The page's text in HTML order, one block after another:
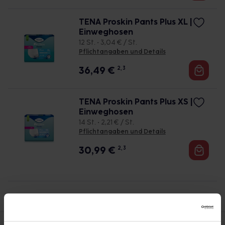
TENA Proskin Pants Plus XL |
Einweghosen
12 St. • 3,04 € / St.
Pflichtangaben und Details
36,49 € 2, 3
TENA Proskin Pants Plus XS |
Einweghosen
14 St. • 2,21 € / St.
Pflichtangaben und Details
30,99 € 2, 3